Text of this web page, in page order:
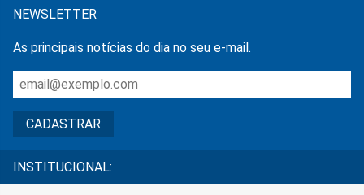
NEWSLETTER
As principais notícias do dia no seu e-mail.
INSTITUCIONAL: